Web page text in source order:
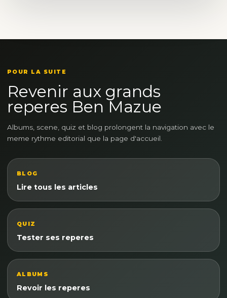
POUR LA SUITE
Revenir aux grands
reperes Ben Mazue
Albums, scene, quiz et blog prolongent la navigation avec le
meme rythme editorial que la page d'accueil.
BLOG
Lire tous les articles
QUIZ
Tester ses reperes
ALBUMS
Revoir les reperes